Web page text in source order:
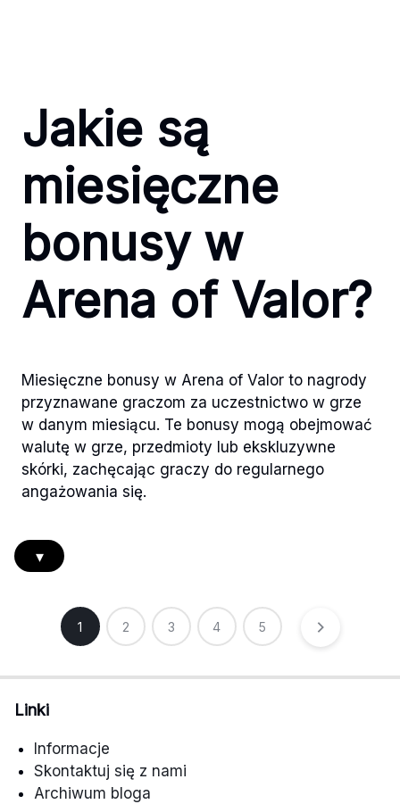
Jakie są
miesięczne
bonusy w
Arena of Valor?
Miesięczne bonusy w Arena of Valor to nagrody
przyznawane graczom za uczestnictwo w grze
w danym miesiącu. Te bonusy mogą obejmować
walutę w grze, przedmioty lub ekskluzywne
skórki, zachęcając graczy do regularnego
angażowania się.
▾
Posts
pagination
1 2 3 4 5
Linki
Informacje
Skontaktuj się z nami
Archiwum bloga